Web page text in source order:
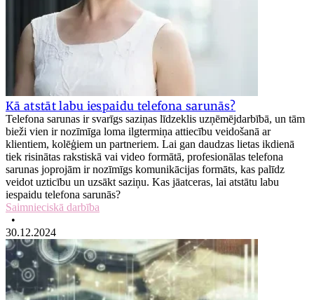
Kā atstāt labu iespaidu telefona sarunās?
Telefona sarunas ir svarīgs saziņas līdzeklis uzņēmējdarbībā, un tām
bieži vien ir nozīmīga loma ilgtermiņa attiecību veidošanā ar
klientiem, kolēģiem un partneriem. Lai gan daudzas lietas ikdienā
tiek risinātas rakstiskā vai video formātā, profesionālas telefona
sarunas joprojām ir nozīmīgs komunikācijas formāts, kas palīdz
veidot uzticību un uzsākt saziņu. Kas jāatceras, lai atstātu labu
iespaidu telefona sarunās?
Saimnieciskā darbība
•
30.12.2024